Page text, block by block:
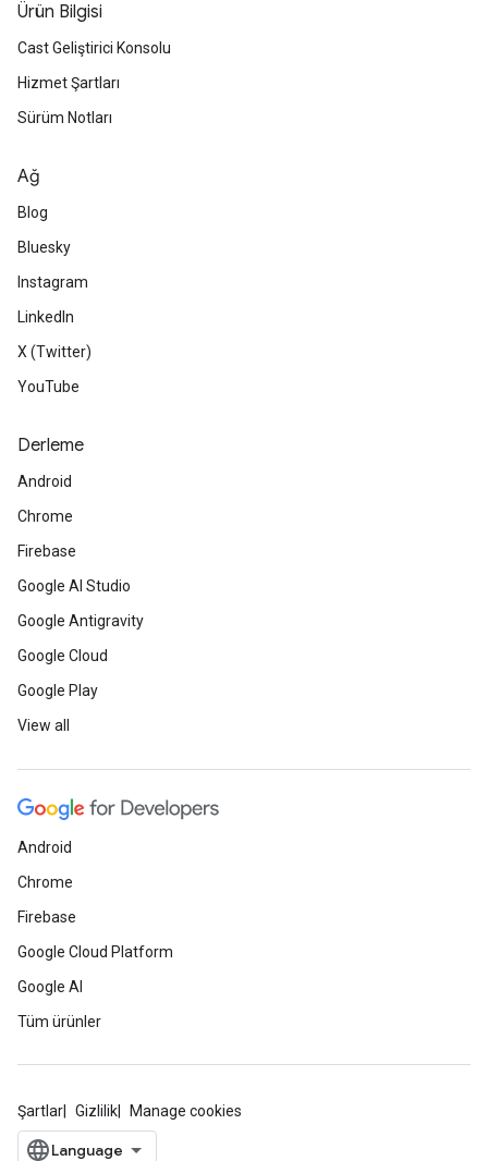
Ürün Bilgisi
Cast Geliştirici Konsolu
Hizmet Şartları
Sürüm Notları
Ağ
Blog
Bluesky
Instagram
LinkedIn
X (Twitter)
YouTube
Derleme
Android
Chrome
Firebase
Google AI Studio
Google Antigravity
Google Cloud
Google Play
View all
Android
Chrome
Firebase
Google Cloud Platform
Google AI
Tüm ürünler
Şartlar Gizlilik Manage cookies